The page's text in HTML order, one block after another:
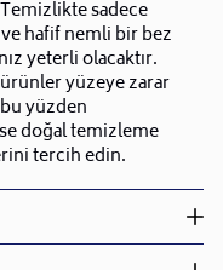
sadece
hafif nemli bir bez
yeterli olacaktır.
yüzeye zarar
yüzden
doğal temizleme
tercih edin.